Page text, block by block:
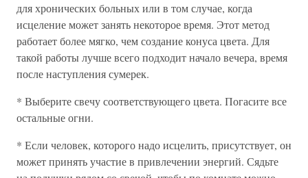
для хронических больных или в том случае, когда
исцеление может занять некоторое время. Этот метод
работает более мягко, чем создание конуса цвета. Для
такой работы лучше всего подходит начало вечера, время
после наступления сумерек.
* Выберите свечу соответствующего цвета. Погасите все
остальные огни.
* Если человек, которого надо исцелить, присутствует, он
может принять участие в привлечении энергий. Сядьте